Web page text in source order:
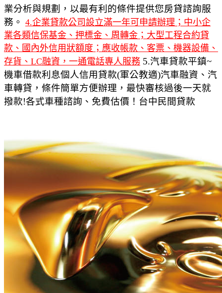
業分析與規劃，以最有利的條件提供您房貸諮詢服
務。 4.企業貸款公司設立滿一年可申請辦理；中小企
業各類信保基金、押標金、周轉金；大型工程合約貸
款、國內外信用狀額度；應收帳款、客票、機器設備、
存貨、LC融資，一通電話專人服務 5.汽車貸款平鎮~
機車借款利息個人信用貸款(軍公教適)汽車融資、汽
車轉貸，條件簡單方便辦理，最快審核過後一天就
撥款!各式車種諮詢、免費估價！台中民間貸款